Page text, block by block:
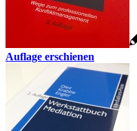
Auflage erschienen